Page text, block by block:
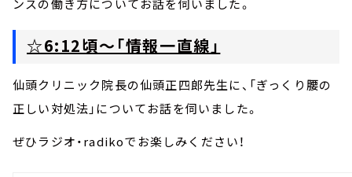
ンスの働き方についてお話を伺いました。
☆6:12頃～「情報一直線」
仙頭クリニック院長の仙頭正四郎先生に、「ぎっくり腰の
正しい対処法」についてお話を伺いました。
ぜひラジオ・radikoでお楽しみください！